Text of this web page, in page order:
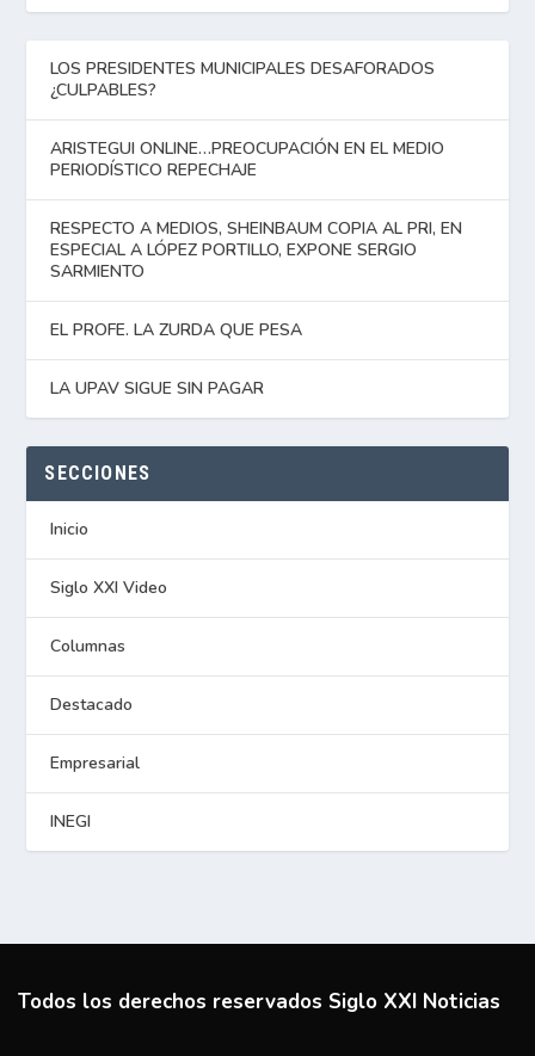
LOS PRESIDENTES MUNICIPALES DESAFORADOS
¿CULPABLES?
ARISTEGUI ONLINE…PREOCUPACIÓN EN EL MEDIO
PERIODÍSTICO REPECHAJE
RESPECTO A MEDIOS, SHEINBAUM COPIA AL PRI, EN
ESPECIAL A LÓPEZ PORTILLO, EXPONE SERGIO
SARMIENTO
EL PROFE. LA ZURDA QUE PESA
LA UPAV SIGUE SIN PAGAR
SECCIONES
Inicio
Siglo XXI Video
Columnas
Destacado
Empresarial
INEGI
Todos los derechos reservados Siglo XXI Noticias